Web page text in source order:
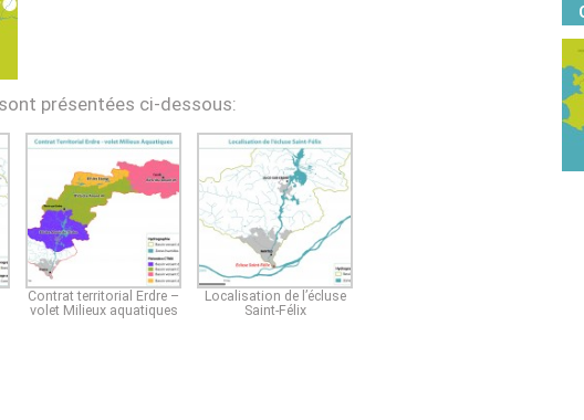
présentées ci-dessous:
Contrat territorial Erdre –
volet Milieux aquatiques
Localisation de l’écluse
Saint-Félix